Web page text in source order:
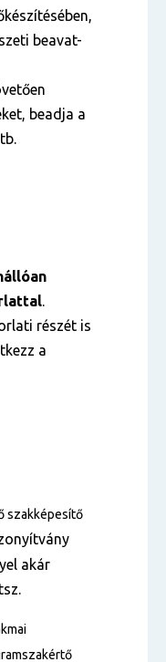
beavat-
beadja a
.
részét is
a
szakképesítő
akár